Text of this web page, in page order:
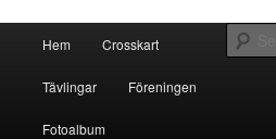
Crosskart Original
Skip to primary content
Skip to secondary content
Hem Crosskart
Tävlingar Föreningen
Fotoalbum